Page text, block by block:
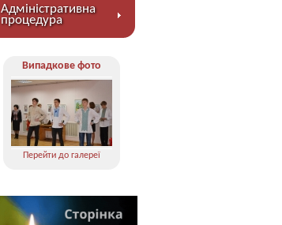
Адміністративна
процедура
Випадкове фото
Перейти до галереї